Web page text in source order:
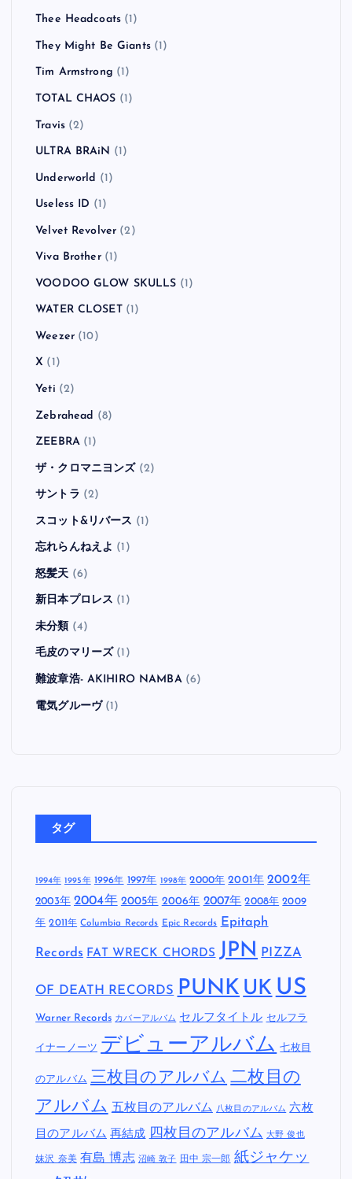
Thee Headcoats (1)
They Might Be Giants(1)
Tim Armstrong (1)
TOTAL CHAOS (1)
Travis(2)
ULTRA BRAiN (1)
Underworld (1)
Useless ID (1)
Velvet Revolver (2)
Viva Brother(1)
VOODOO GLOW SKULLS (1)
WATER CLOSET(1)
Weezer(10)
X (1)
Yeti (2)
Zebrahead (8)
ZEEBRA(1)
ザ・クロマニヨンズ(2)
サントラ (2)
スコット&リバース (1)
忘れらんねえよ (1)
怒髪天 (6)
新日本プロレス (1)
未分類 (4)
毛皮のマリーズ (1)
難波章浩- AKIHIRO NAMBA(6)
電気グルーヴ(1)
タグ
1994年 1995年 1996年 1997年 1998年 2000年 2001年 2002年
2003年 2004年 2005年 2006年 2007年 2008年 2009
年 2011年 Columbia Records Epic Records Epitaph
Records FAT WRECK CHORDS JPN PIZZA
OF DEATH RECORDS PUNK UK US
Warner Records カバーアルバム セルフタイトル セルフラ
イナーノーツ デビューアルバム 七枚目
のアルバム 三枚目のアルバム 二枚目の
アルバム 五枚目のアルバム 八枚目のアルバム 六枚
目のアルバム 再結成 四枚目のアルバム 大野 俊也
妹沢 奈美 有島 博志 沼崎 敦子 田中 宗一郎 紙ジャケッ